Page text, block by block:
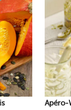
Apéro-